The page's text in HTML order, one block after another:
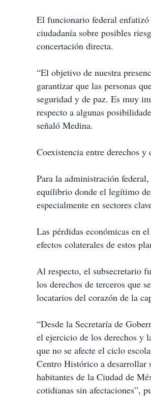
El funcionario federal enfatizó
ciudadanía sobre posibles
concertación directa.
“El objetivo de nuestra
garantizar que las personas
seguridad y de paz. Es muy
respecto a algunas
señaló Medina.
Coexistencia entre derechos
Para la administración
equilibrio donde el legítimo
especialmente en sectores
Las pérdidas económicas en
efectos colaterales de estos
Al respecto, el subsecretario
los derechos de terceros que
locatarios del corazón de la
“Desde la Secretaría de
el ejercicio de los derechos y
que no se afecte el ciclo
Centro Histórico a desarrollar
habitantes de la Ciudad de
cotidianas sin afectaciones”,